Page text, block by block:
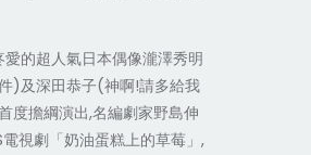
愛的超人氣日本偶像瀧澤秀明
)及深田恭子(神啊!請多給我
度擔綱演出,名編劇家野島伸
視劇「奶油蛋糕上的草莓」,